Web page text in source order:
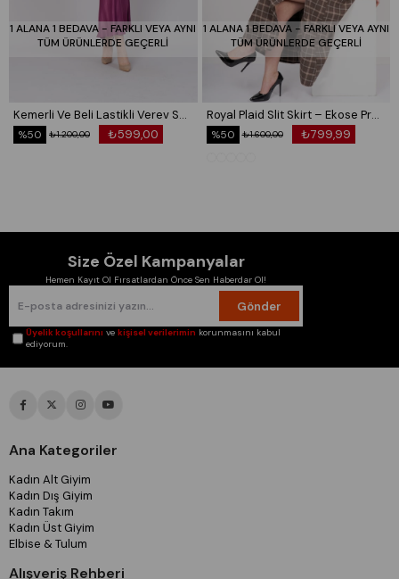
1 ALANA 1 BEDAVA - FARKLI VEYA AYNI
TÜM ÜRÜNLERDE GEÇERLİ
Kemerli Ve Beli Lastikli Verev Saten Etek 6791
₺599,00
₺1.200,00
%50
1 ALANA 1 BEDAVA - FARKLI VEYA AYNI
TÜM ÜRÜNLERDE GEÇERLİ
Royal Plaid Slit Skirt – Ekose Premium Maxi Etek 6831
₺799,99
₺1.600,00
%50
Size Özel Kampanyalar
Hemen Kayıt Ol Fırsatlardan Önce Sen Haberdar Ol!
Gönder
Üyelik koşullarını vekişisel verilerimin korunmasını kabul
ediyorum.
Ana Kategoriler
Kadın Alt Giyim
Kadın Dış Giyim
Kadın Takım
Kadın Üst Giyim
Elbise & Tulum
Alışveriş Rehberi